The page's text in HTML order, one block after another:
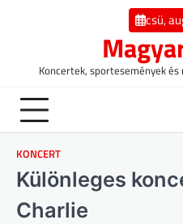
csü,
Koncertek, sportesemények
KONCERT
Különleges
Charlie